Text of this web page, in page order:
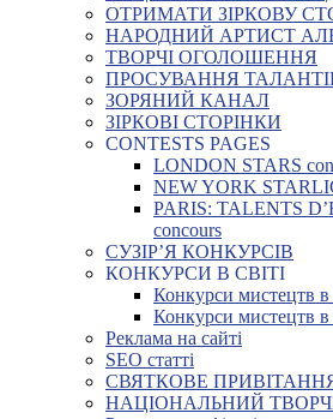
ОТРИМАТИ ЗІРКОВУ
НАРОДНИЙ АРТИСТ
ТВОРЧІ ОГОЛОШЕННЯ
ПРОСУВАННЯ ТАЛАНТІВ:
ЗОРЯНИЙ КАНАЛ
ЗІРКОВІ СТОРІНКИ
CONTESTS PAGES
LONDON STARS
NEW YORK
PARIS: TALENTS
concours
СУЗІР’Я КОНКУРСІВ
КОНКУРСИ В СВІТІ
Конкурси мистецтв в
Конкурси мистецтв в
Реклама на сайті
SEO статті
СВЯТКОВЕ
НАЦІОНАЛЬНИЙ